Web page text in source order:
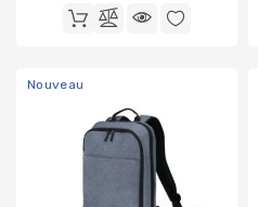
Nouveau